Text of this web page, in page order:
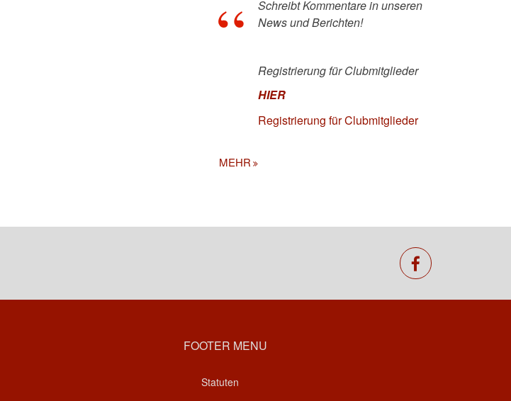
Schreibt Kommentare in unseren
News und Berichten!
Registrierung für Clubmitglieder
HIER
Registrierung für Clubmitglieder
MEHR
facebook
FOOTER MENU
Statuten